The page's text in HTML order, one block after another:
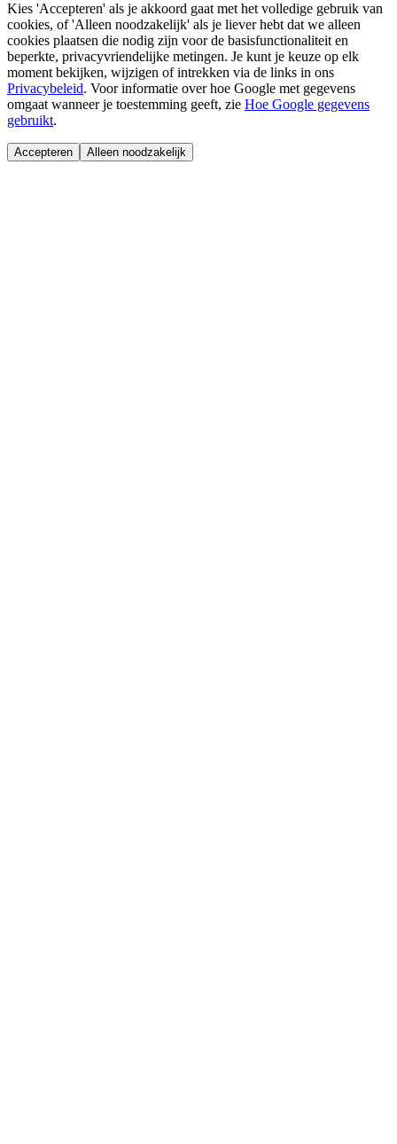
Kies 'Accepteren' als je akkoord gaat met het volledige gebruik van
cookies, of 'Alleen noodzakelijk' als je liever hebt dat we alleen
cookies plaatsen die nodig zijn voor de basisfunctionaliteit en
beperkte, privacyvriendelijke metingen. Je kunt je keuze op elk
moment bekijken, wijzigen of intrekken via de links in ons
Privacybeleid. Voor informatie over hoe Google met gegevens
omgaat wanneer je toestemming geeft, zie Hoe Google gegevens
gebruikt.
Accepteren Alleen noodzakelijk